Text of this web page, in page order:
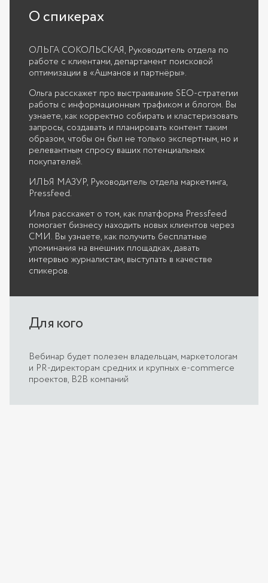
О спикерах
ОЛЬГА СОКОЛЬСКАЯ, Руководитель отдела по
работе с клиентами, департамент поисковой
оптимизации в «Ашманов и партнёры».
Ольга расскажет про выстраивание SEO-стратегии
работы с информационным трафиком и блогом. Вы
узнаете, как корректно собирать и кластеризовать
запросы, создавать и планировать контент таким
образом, чтобы он был не только экспертным, но и
релевантным спросу ваших потенциальных
покупателей.
ИЛЬЯ МАЗУР, Руководитель отдела маркетинга,
Pressfeed.
Илья расскажет о том, как платформа Pressfeed
помогает бизнесу находить новых клиентов через
СМИ. Вы узнаете, как получить бесплатные
упоминания на внешних площадках, давать
интервью журналистам, выступать в качестве
спикеров.
Для кого
Вебинар будет полезен владельцам, маркетологам
и PR-директорам средних и крупных e-commerce
проектов, B2B компаний